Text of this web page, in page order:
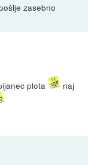
zasebno
plota
naj